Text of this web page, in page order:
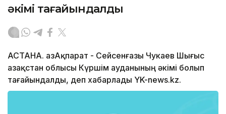
әкімі тағайындалды
АСТАНА. ҚазАқпарат - Сейсенғазы Чукаев Шығыс
Қазақстан облысы Күршім ауданының әкімі болып
тағайындалды, деп хабарлады YK-news.kz.